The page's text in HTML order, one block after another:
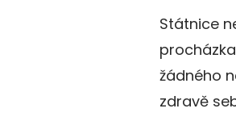
Státnice
žádného
zdravě